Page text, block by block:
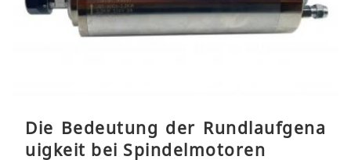
Die Bedeutung der Rundlaufgena
uigkeit bei Spindelmotoren